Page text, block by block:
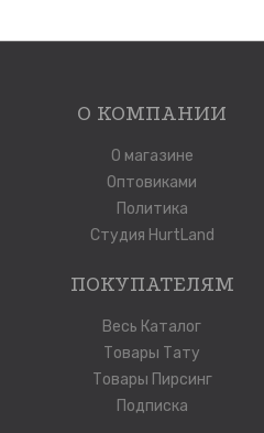
О КОМПАНИИ
О магазине
Оптовиками
Политика
Студия HurtLand
ПОКУПАТЕЛЯМ
Весь Каталог
Товары Тату
Товары Пирсинг
Подписка